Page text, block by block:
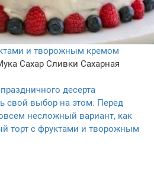
и творожным кремом
Сахар Сливки Сахарная
десерта
свой выбор на этом. Перед
несложный вариант, как
торт с фруктами и творожным